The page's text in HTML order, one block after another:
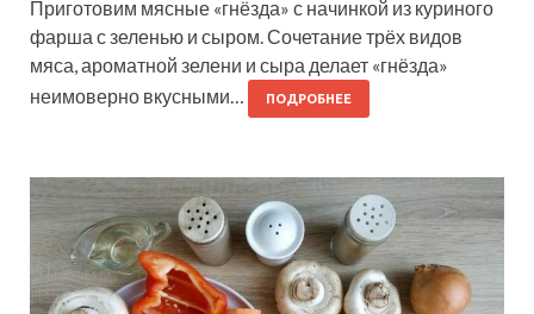
Приготовим мясные «гнёзда» с начинкой из куриного
фарша с зеленью и сыром. Сочетание трёх видов
мяса, ароматной зелени и сыра делает «гнёзда»
неимоверно вкусными…
ПОДРОБНЕЕ